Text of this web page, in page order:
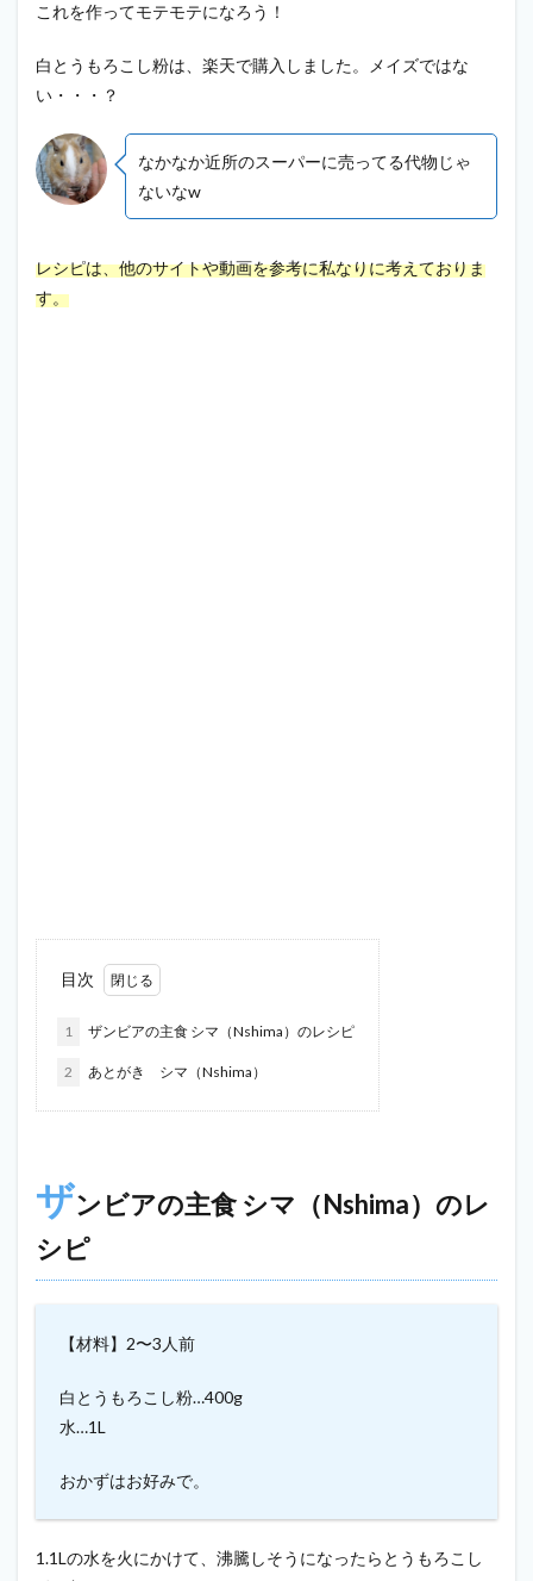
これを作ってモテモテになろう！
白とうもろこし粉は、楽天で購入しました。メイズではな
い・・・？
なかなか近所のスーパーに売ってる代物じゃ
ないなw
レシピは、他のサイトや動画を参考に私なりに考えておりま
す。
目次
1 ザンビアの主食 シマ（Nshima）のレシピ
2 あとがき シマ（Nshima）
ザンビアの主食 シマ（Nshima）のレ
シピ
【材料】2〜3人前
白とうもろこし粉…400g
水…1L
おかずはお好みで。
1.1Lの水を火にかけて、沸騰しそうになったらとうもろこし